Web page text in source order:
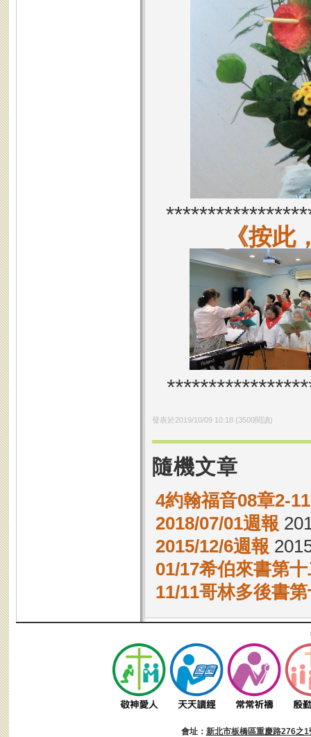
《按
發表於2019/10/09 10:18(3500閱讀)
隨機文章
4約翰福音08章2-
2018/07/01週報
2015/12/6週報
01/17希伯來書第
11/11哥林多後書
會址： 新北市板橋區重慶路276之1